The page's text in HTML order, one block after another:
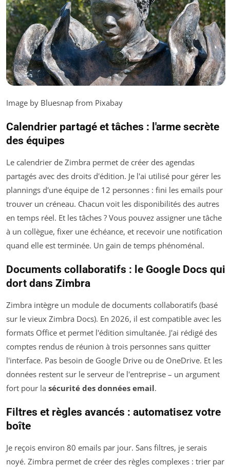
Image by Bluesnap from Pixabay
Calendrier partagé et tâches : l'arme secrète
des équipes
Le calendrier de Zimbra permet de créer des agendas
partagés avec des droits d'édition. Je l'ai utilisé pour gérer les
plannings d'une équipe de 12 personnes : fini les emails pour
trouver un créneau. Chacun voit les disponibilités des autres
en temps réel. Et les tâches ? Vous pouvez assigner une tâche
à un collègue, fixer une échéance, et recevoir une notification
quand elle est terminée. Un gain de temps phénoménal.
Documents collaboratifs : le Google Docs qui
dort dans Zimbra
Zimbra intègre un module de documents collaboratifs (basé
sur le vieux Zimbra Docs). En 2026, il est compatible avec les
formats Office et permet l'édition simultanée. J'ai rédigé des
comptes rendus de réunion à trois personnes sans quitter
l'interface. Pas besoin de Google Drive ou de OneDrive. Et les
données restent sur le serveur de l'entreprise – un argument
fort pour la sécurité des données email.
Filtres et règles avancés : automatisez votre
boîte
Je reçois environ 80 emails par jour. Sans filtres, je serais
noyé. Zimbra permet de créer des règles complexes : trier par